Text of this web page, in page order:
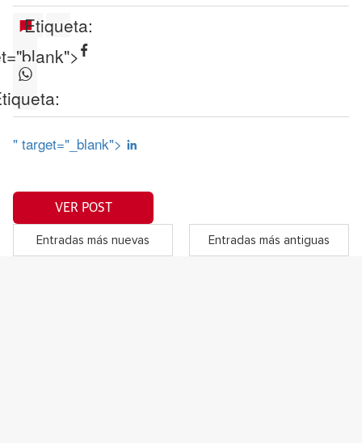
Etiqueta:
" target="_blank">
VER POST
Entradas más nuevas Entradas más antiguas